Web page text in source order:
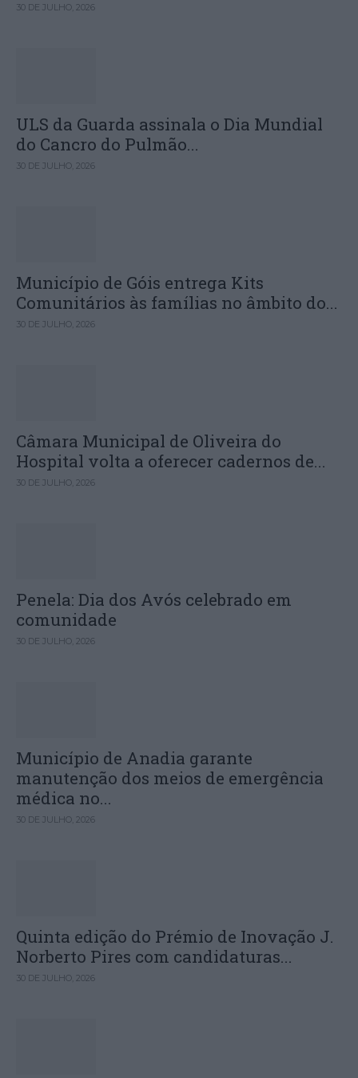
30 DE JULHO, 2026
ULS da Guarda assinala o Dia Mundial
do Cancro do Pulmão...
30 DE JULHO, 2026
Município de Góis entrega Kits
Comunitários às famílias no âmbito do...
30 DE JULHO, 2026
Câmara Municipal de Oliveira do
Hospital volta a oferecer cadernos de...
30 DE JULHO, 2026
Penela: Dia dos Avós celebrado em
comunidade
30 DE JULHO, 2026
Município de Anadia garante
manutenção dos meios de emergência
médica no...
30 DE JULHO, 2026
Quinta edição do Prémio de Inovação J.
Norberto Pires com candidaturas...
30 DE JULHO, 2026